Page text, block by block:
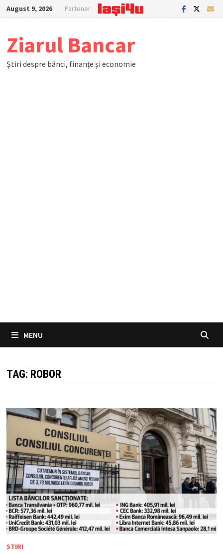
SkipAugust 9, 2026 Partener
Ziarul Bancar
Știri despre bănci, finanțe și economie
MENU
TAG: ROBOR
STIRI